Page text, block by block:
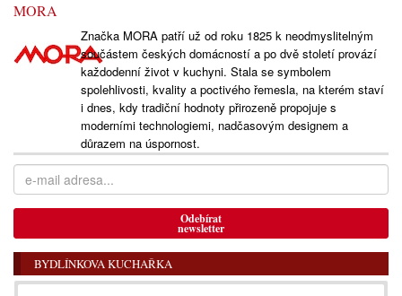
MORA
Značka MORA patří už od roku 1825 k neodmyslitelným
součástem českých domácností a po dvě století provází
každodenní život v kuchyni. Stala se symbolem
spolehlivosti, kvality a poctivého řemesla, na kterém staví
i dnes, kdy tradiční hodnoty přirozeně propojuje s
moderními technologiemi, nadčasovým designem a
důrazem na úspornost.
Odebírat
newsletter
BYDLÍNKOVA KUCHAŘKA